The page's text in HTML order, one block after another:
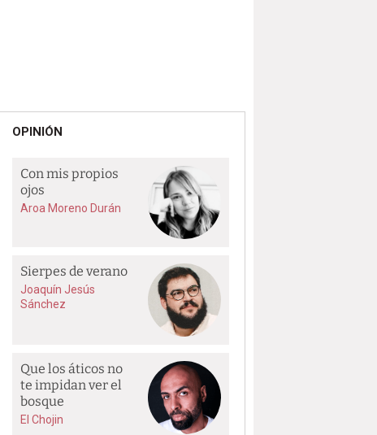
OPINIÓN
Con mis propios
ojos
Aroa Moreno Durán
Sierpes de verano
Joaquín Jesús
Sánchez
Que los áticos no
te impidan ver el
bosque
El Chojin